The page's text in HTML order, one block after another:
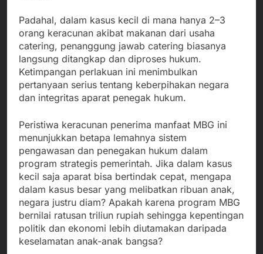
Padahal, dalam kasus kecil di mana hanya 2–3
orang keracunan akibat makanan dari usaha
catering, penanggung jawab catering biasanya
langsung ditangkap dan diproses hukum.
Ketimpangan perlakuan ini menimbulkan
pertanyaan serius tentang keberpihakan negara
dan integritas aparat penegak hukum.
Peristiwa keracunan penerima manfaat MBG ini
menunjukkan betapa lemahnya sistem
pengawasan dan penegakan hukum dalam
program strategis pemerintah. Jika dalam kasus
kecil saja aparat bisa bertindak cepat, mengapa
dalam kasus besar yang melibatkan ribuan anak,
negara justru diam? Apakah karena program MBG
bernilai ratusan triliun rupiah sehingga kepentingan
politik dan ekonomi lebih diutamakan daripada
keselamatan anak-anak bangsa?